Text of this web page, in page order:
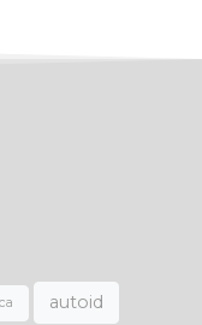
autoid